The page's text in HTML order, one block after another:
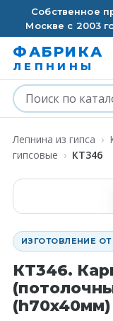
Собственное
Москве с 2003
ФАБРИКА
ЛЕПНИНЫ
Лепнина из гипса ›
гипсовые › КT346
ИЗГОТОВЛЕНИЕ ОТ
КT346.
(h70x40мм)